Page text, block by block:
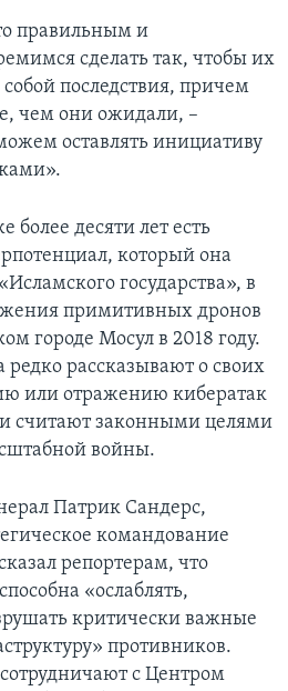
правильным и
сделать так, чтобы их
последствия, причем
чем они ожидали, –
оставлять инициативу
более десяти лет есть
который она
государства», в
примитивных дронов
городе Мосул в 2018 году.
рассказывают о своих
или отражению кибератак
считают законными целями
войны.
Патрик Сандерс,
командование
репортерам, что
«ослаблять,
критически важные
противников.
с Центром